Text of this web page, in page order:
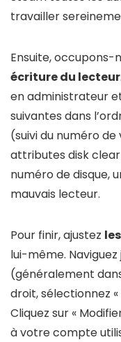
travailler
Ensuite, occupons-
écriture du lecteur
en administrateur
suivantes dans
(suivi du numéro
attributes disk
numéro de disque,
mauvais lecteur.
Pour finir, ajustez
lui-même.
(généralement
droit, sélectionnez «
Cliquez sur «
à votre compte